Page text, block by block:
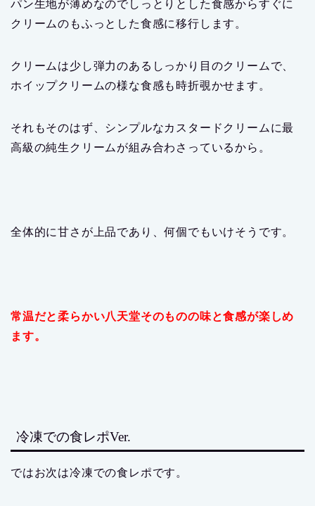
パン生地が薄めなのでしっとりとした食感からすぐに
クリームのもふっとした食感に移行します。
クリームは少し弾力のあるしっかり目のクリームで、
ホイップクリームの様な食感も時折覗かせます。
それもそのはず、シンプルなカスタードクリームに最
高級の純生クリームが組み合わさっているから。
全体的に甘さが上品であり、何個でもいけそうです。
常温だと柔らかい八天堂そのものの味と食感が楽しめ
ます。
冷凍での食レポVer.
ではお次は冷凍での食レポです。